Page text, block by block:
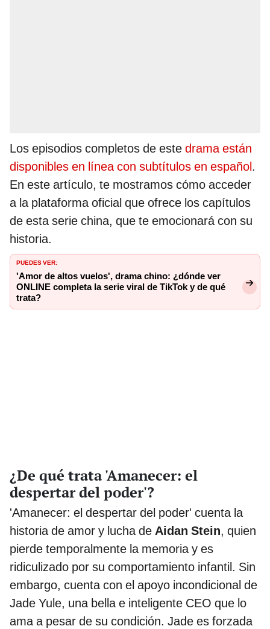
Los episodios completos de este drama están
disponibles en línea con subtítulos en español.
En este artículo, te mostramos cómo acceder
a la plataforma oficial que ofrece los capítulos
de esta serie china, que te emocionará con su
historia.
PUEDES VER:
'Amor de altos vuelos', drama chino: ¿dónde ver
ONLINE completa la serie viral de TikTok y de qué
trata?
¿De qué trata 'Amanecer: el
despertar del poder'?
'Amanecer: el despertar del poder' cuenta la
historia de amor y lucha de Aidan Stein, quien
pierde temporalmente la memoria y es
ridiculizado por su comportamiento infantil. Sin
embargo, cuenta con el apoyo incondicional de
Jade Yule, una bella e inteligente CEO que lo
ama a pesar de su condición. Jade es forzada